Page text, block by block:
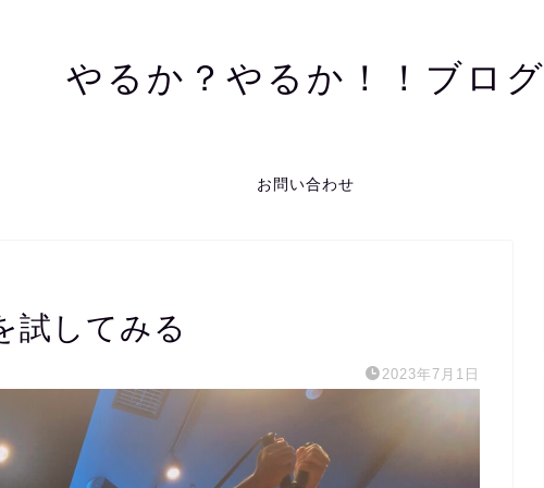
やるか？やるか！！ブログ
お問い合わせ
試してみる
2023年7月1日